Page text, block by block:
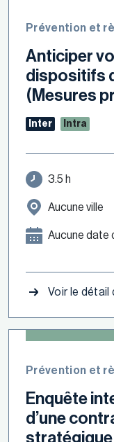
Prévention et
Anticiper
dispositifs
(Mesures
Inter Intra
3.5 h
Aucune ville
Aucune date
Voir le détail
Prévention et
Enquête
d’une
stratégique